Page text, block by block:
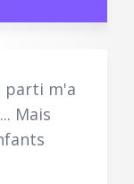
parti m'a
Mais